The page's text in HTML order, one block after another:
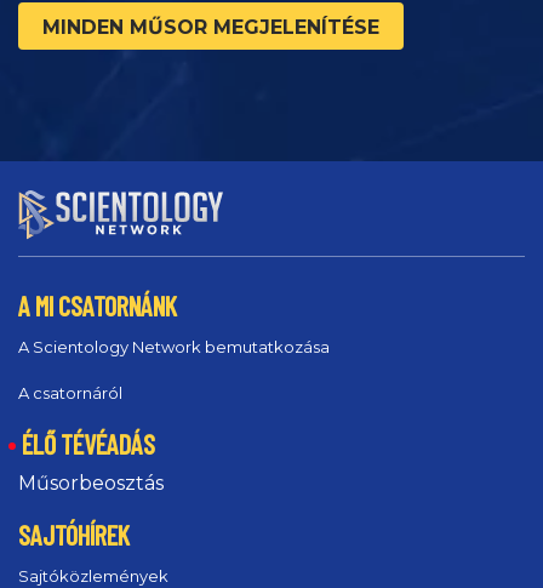
MINDEN MŰSOR MEGJELENÍTÉSE
A MI CSATORNÁNK
A Scientology Network bemutatkozása
A csatornáról
ÉLŐ TÉVÉADÁS
Műsorbeosztás
SAJTÓHÍREK
Sajtóközlemények